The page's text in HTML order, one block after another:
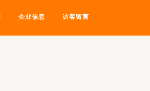
企业信息 访客留言